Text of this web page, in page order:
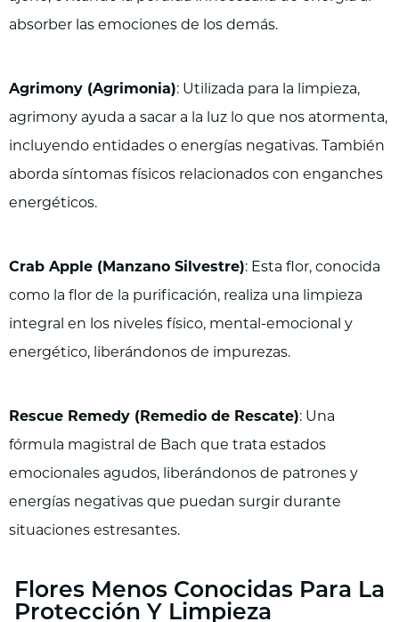
absorber las emociones de los demás.
Agrimony (Agrimonia): Utilizada para la limpieza,
agrimony ayuda a sacar a la luz lo que nos atormenta,
incluyendo entidades o energías negativas. También
aborda síntomas físicos relacionados con enganches
energéticos.
Crab Apple (Manzano Silvestre): Esta flor, conocida
como la flor de la purificación, realiza una limpieza
integral en los niveles físico, mental-emocional y
energético, liberándonos de impurezas.
Rescue Remedy (Remedio de Rescate): Una
fórmula magistral de Bach que trata estados
emocionales agudos, liberándonos de patrones y
energías negativas que puedan surgir durante
situaciones estresantes.
Flores Menos Conocidas Para La
Protección Y Limpieza